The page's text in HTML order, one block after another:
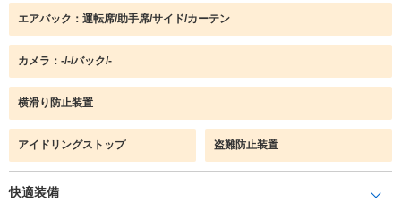
エアバック：運転席/助手席/サイド/カーテン
カメラ：-/-/バック/-
横滑り防止装置
アイドリングストップ 盗難防止装置
快適装備